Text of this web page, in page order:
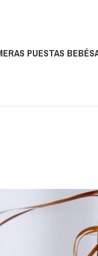
PUESTAS BEBÉS